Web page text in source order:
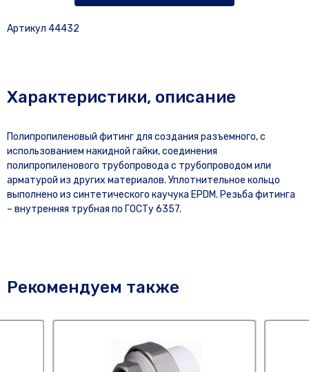
Артикул 44432
Характеристики, описание
Полипропиленовый фитинг для создания разъемного, с
использованием накидной гайки, соединения
полипропиленового трубопровода с трубопроводом или
арматурой из других материалов. Уплотнительное кольцо
выполнено из синтетического каучука EPDM. Резьба фитинга
– внутренняя трубная по ГОСТу 6357.
Рекомендуем также